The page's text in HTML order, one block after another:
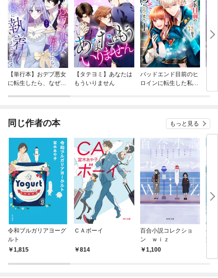
【単行本】おデブ悪女
に転生したら、なぜか
【タテヨミ】あなたは
もういりません
バッドエンド目前のヒ
ロインに転生した私、
同じ作者の本 もっと見る
令和ブルガリアヨーグ
ルト
1,815
ＣＡボーイ
814
百合小説コレクショ
ン ｗｉｚ
1,100
手
文